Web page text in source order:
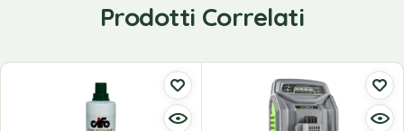
Prodotti Correlati